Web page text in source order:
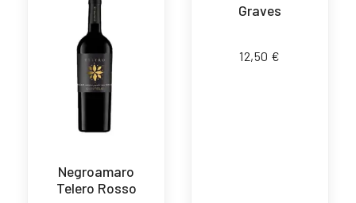
Negroamaro
Telero Rosso
Graves
12,50 €